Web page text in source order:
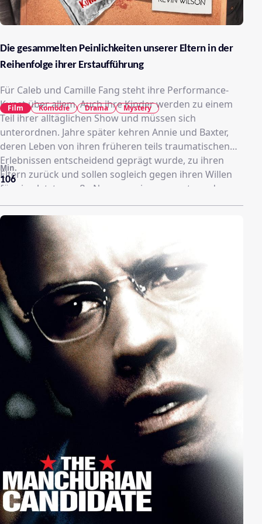
Die gesammelten Peinlichkeiten unserer Eltern in der
Reihenfolge ihrer Erstaufführung
Für Caleb und Camille Fang steht ihre Performance-
Kunst über allem. Auch ihre Kinder werden zu einem
Teil ihrer alltäglichen Show und müssen sich
unterordnen. Jahre später kehren Annie und Baxter,
deren Leben von ihren früheren teils traumatischen
Erlebnissen entscheidend geprägt wurde, zu ihren
Eltern zurück und sollen sogleich gegen ihren Willen
für eine letzte große Nummer eingespannt werden.
Doch dann verschwinden Caleb und Camille eines
Tages plötzlich. Alles scheint darauf hinzudeuten, dass
sie tot sind. Doch Annie und Baxter glauben nicht an
einen Mord, trauen der ganzen Sache nicht so recht
und vermuten dahinter vielmehr einen weiteren
fragwürdigen Kunstakt ihrer Eltern. Also machen sich
die Geschwister auf die Suche nach den beiden...
106
Min.
Film Komödie Drama Mystery